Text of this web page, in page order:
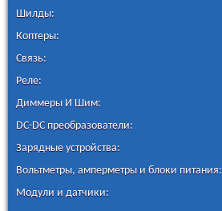
Шилды:
Коптеры:
Связь:
Реле:
Диммеры И Шим:
DC-DC преобразователи:
Зарядные устройства:
Вольтметры, амперметры и блоки питания:
Модули и датчики: